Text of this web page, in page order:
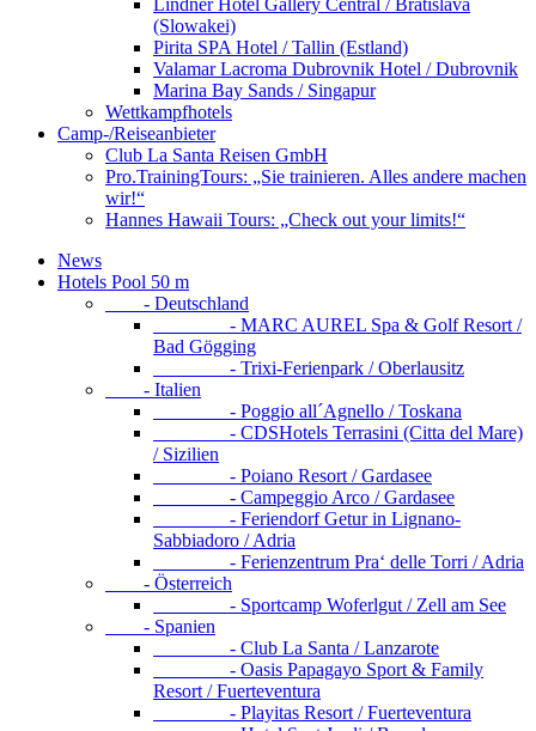
(Slowakei)
Pirita SPA Hotel / Tallin (Estland)
Valamar Lacroma Dubrovnik Hotel / Dubrovnik
Marina Bay Sands / Singapur
Wettkampfhotels
Camp-/Reiseanbieter
Club La Santa Reisen GmbH
Pro.TrainingTours: „Sie trainieren. Alles andere machen
wir!“
Hannes Hawaii Tours: „Check out your limits!“
News
Hotels Pool 50 m
- Deutschland
- MARC AUREL Spa & Golf Resort /
Bad Gögging
- Trixi-Ferienpark / Oberlausitz
- Italien
- Poggio all´Agnello / Toskana
- CDSHotels Terrasini (Citta del Mare)
/ Sizilien
- Poiano Resort / Gardasee
- Campeggio Arco / Gardasee
- Feriendorf Getur in Lignano-
Sabbiadoro / Adria
- Ferienzentrum Pra‘ delle Torri / Adria
- Österreich
- Sportcamp Woferlgut / Zell am See
- Spanien
- Club La Santa / Lanzarote
- Oasis Papagayo Sport & Family
Resort / Fuerteventura
- Playitas Resort / Fuerteventura